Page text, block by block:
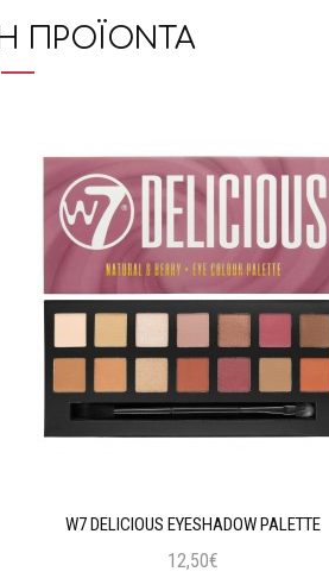
ΠΡΟΪΟΝΤΑ
W7 DELICIOUS EYESHADOW PALETTE
12,50€